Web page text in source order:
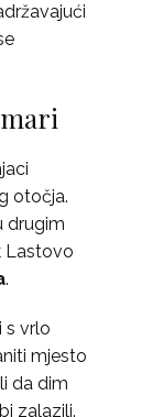
otočja.
drugim
Lastovo
.
s vrlo
mjesto
da dim
zalazili.